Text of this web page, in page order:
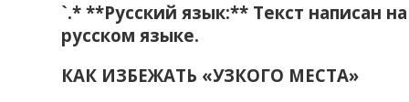
`.* **Русский язык:** Текст написан на
русском языке.
КАК ИЗБЕЖАТЬ «УЗКОГО МЕСТА»